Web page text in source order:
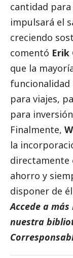
cantidad
impulsará el
creciendo
comentó Erik
que la
funcionalidad
para viajes,
para
Finalmente,
la
directamente
ahorro y
disponer de
Accede a
nuestra